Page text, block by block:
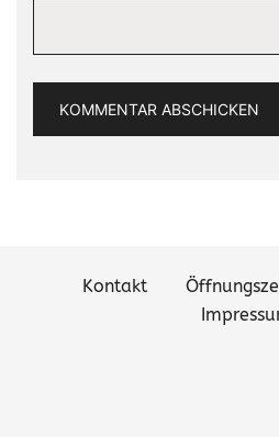
Kontakt